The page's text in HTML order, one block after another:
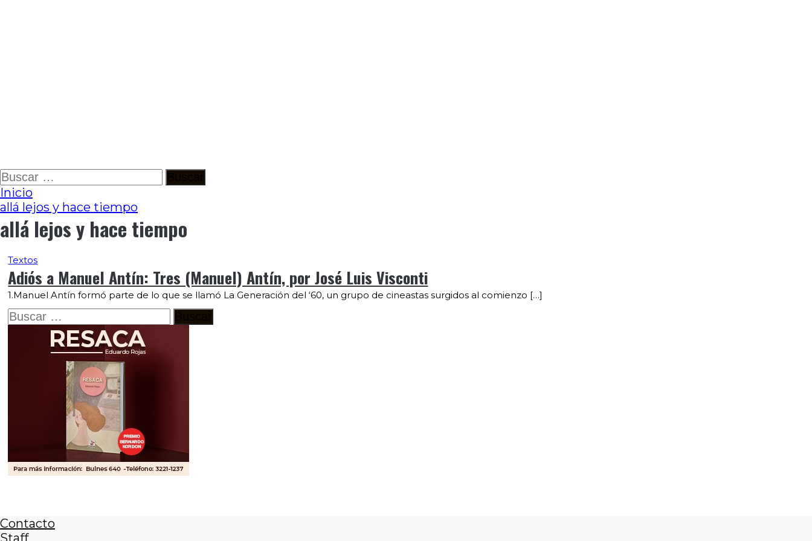
Ir
al
contenido
Buscar:
Inicio
allá lejos y hace tiempo
allá lejos y hace tiempo
Textos
Adiós a Manuel Antín: Tres (Manuel) Antín, por José Luis Visconti
1.Manuel Antín formó parte de lo que se llamó La Generación del ‘60, un grupo de cineastas surgidos al comienzo […]
Buscar:
Contacto
Staff